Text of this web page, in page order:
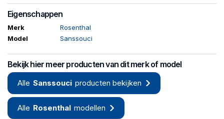
Eigenschappen
Merk
Rosenthal
Model
Sanssouci
Bekijk hier meer producten van dit merk of model
Alle Sanssouci producten bekijken
Alle Rosenthal modellen